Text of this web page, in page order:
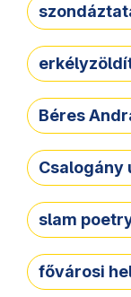
Béres
Csalogány
slam
fővárosi